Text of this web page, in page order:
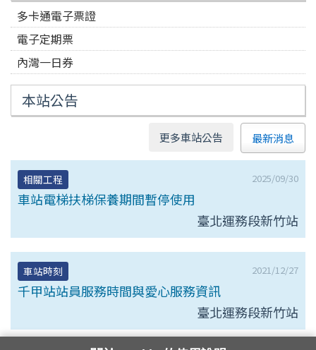
多卡通電子票證
電子定期票
內灣一日券
本站公告
更多車站公告 最新消息
相關工程 2025/09/30
車站電梯扶梯保養期間暫停使用
臺北運務段新竹站
車站時刻 2021/12/27
千甲站站員服務時間與愛心服務資訊
臺北運務段新竹站